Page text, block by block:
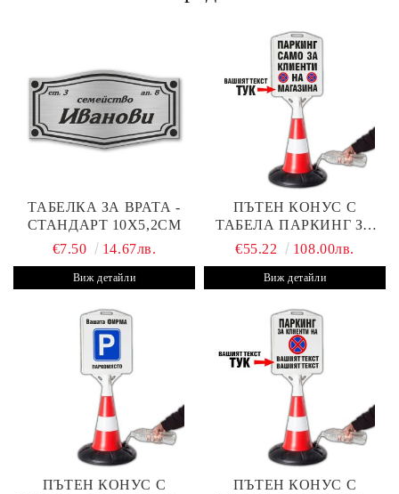
ТАБЕЛКА ЗА ВРАТА -
СТАНДАРТ 10Х5,2СМ
€7.50
14.67лв.
Виж детайли
ПЪТЕН КОНУС С
ТАБЕЛА ПАРКИНГ ЗА
КЛИЕНТИ
€55.22 108.00лв.
Виж детайли
ПЪТЕН КОНУС С
ПЪТЕН КОНУС С